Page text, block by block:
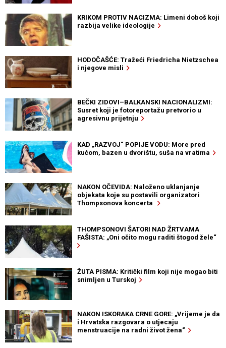
KRIKOM PROTIV NACIZMA: Limeni doboš koji
razbija velike ideologije
HODOČAŠĆE: Tražeći Friedricha Nietzschea
i njegove misli
BEČKI ZIDOVI–BALKANSKI NACIONALIZMI:
Susret koji je fotoreportažu pretvorio u
agresivnu prijetnju
KAD „RAZVOJ“ POPIJE VODU: More pred
kućom, bazen u dvorištu, suša na vratima
NAKON OČEVIDA: Naloženo uklanjanje
objekata koje su postavili organizatori
Thompsonova koncerta
THOMPSONOVI ŠATORI NAD ŽRTVAMA
FAŠISTA: „Oni očito mogu raditi štogod žele“
ŽUTA PISMA: Kritički film koji nije mogao biti
snimljen u Turskoj
NAKON ISKORAKA CRNE GORE: „Vrijeme je da
i Hrvatska razgovara o utjecaju
menstruacije na radni život žena“